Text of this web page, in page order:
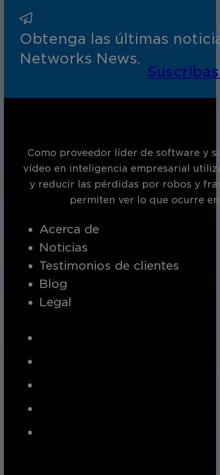
Obtenga las últimas
Networks News.
Como proveedor líder de software y
vídeo en inteligencia empresarial
y reducir las pérdidas por robos y
permiten ver lo que ocurre
Acerca de
Noticias
Testimonios de clientes
Blog
Legal